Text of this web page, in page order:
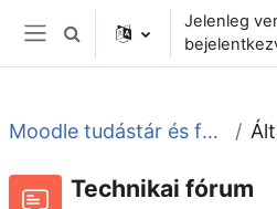
Tovább a fő tartalomhoz
Oldalpanel
Keresési bemeneti adatok
Jelenleg
Moodle tudástár és fórum
Technikai fórum